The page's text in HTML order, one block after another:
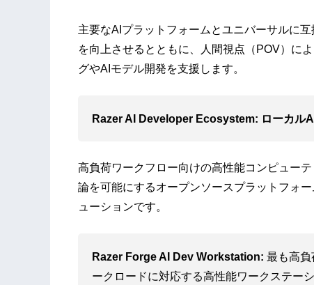
主要なAIプラットフォームとユニバーサルに
を向上させるとともに、人間視点（POV）に
グやAIモデル開発を支援します。
Razer AI Developer Ecosystem: ローカル
高負荷ワークフロー向けの高性能コンピュー
論を可能にするオープンソースプラットフォ
ューションです。
Razer Forge AI Dev Workstation: 最も高負
ークロードに対応する高性能ワークステー